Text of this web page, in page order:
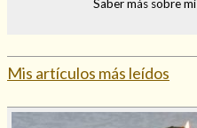
Saber más sobre mí
Mis artículos más leídos